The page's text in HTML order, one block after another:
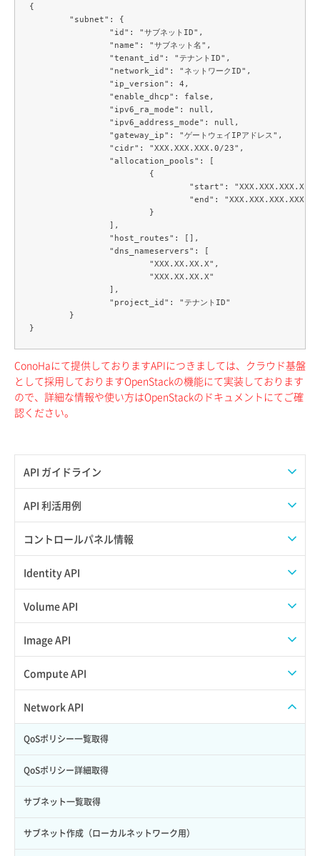
API ガイドライン
APIのご利用について
API 利活用例
APIでAPIサブユーザーを作成する
APIでVPSにISOイメージを挿入する
APIでVPSを作成する
コントロールパネル情報
APIユーザーを作成する
API情報を確認する
Identity API
Credential一覧取得
Credential作成
Credential削除
Volume API
スナップショット一覧取得
スナップショット作成
スナップショット削除
スナップショット復元
スナップショット詳細一覧取得
スナップショット詳細取得（アイテム指定）
バックアップリストア
Image API
ISOイメージアップロード
ISOイメージ作成
イメージ一覧取得
イメージ保存使用量取得
イメージ保存容量取得
イメージ保存容量変更
Compute API
ISOイメージ挿入/排出
SSHキーペア一覧取得
SSHキーペア作成
SSHキーペア削除
SSHキーペア詳細取得
Network API
QoSポリシー一覧取得
QoSポリシー詳細取得
サブネット一覧取得
サブネット作成（ローカルネットワーク用）
{
ConoHaにて提供しておりますAPIにつきましては、クラウド基盤
として採用しておりますOpenStackの機能にて実装しております
ので、詳細な情報や使い方はOpenStackのドキュメントにてご確
認ください。